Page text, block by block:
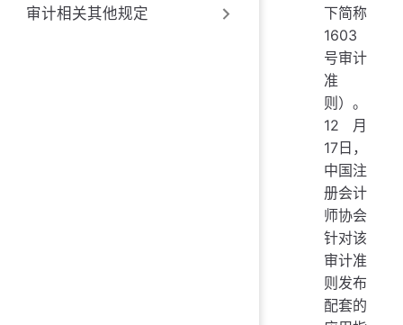
审计相关其他规定
下简称
1603
号审计
准
则）。
12月
17日，
中国注
册会计
师协会
针对该
审计准
则发布
配套的